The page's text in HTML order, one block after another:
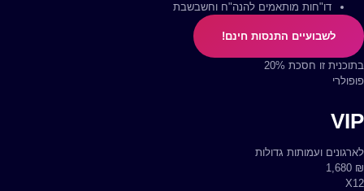
דו"חות מותאמים להנה"ח וחשבשבת
לשבועיים התנסות חינם!
בתוכנית זו חסכת 20%
פופולרי
VIP
לארגונים ועמותות גדולות
₪
1,680
X12
בדקו לפני את החסכון בתשלום שנתי